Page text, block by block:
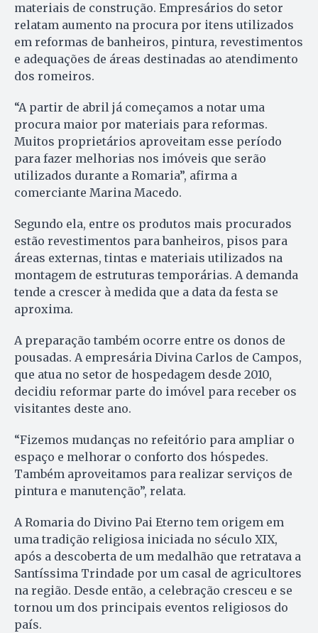
materiais de construção. Empresários do setor
relatam aumento na procura por itens utilizados
em reformas de banheiros, pintura, revestimentos
e adequações de áreas destinadas ao atendimento
dos romeiros.
“A partir de abril já começamos a notar uma
procura maior por materiais para reformas.
Muitos proprietários aproveitam esse período
para fazer melhorias nos imóveis que serão
utilizados durante a Romaria”, afirma a
comerciante Marina Macedo.
Segundo ela, entre os produtos mais procurados
estão revestimentos para banheiros, pisos para
áreas externas, tintas e materiais utilizados na
montagem de estruturas temporárias. A demanda
tende a crescer à medida que a data da festa se
aproxima.
A preparação também ocorre entre os donos de
pousadas. A empresária Divina Carlos de Campos,
que atua no setor de hospedagem desde 2010,
decidiu reformar parte do imóvel para receber os
visitantes deste ano.
“Fizemos mudanças no refeitório para ampliar o
espaço e melhorar o conforto dos hóspedes.
Também aproveitamos para realizar serviços de
pintura e manutenção”, relata.
A Romaria do Divino Pai Eterno tem origem em
uma tradição religiosa iniciada no século XIX,
após a descoberta de um medalhão que retratava a
Santíssima Trindade por um casal de agricultores
na região. Desde então, a celebração cresceu e se
tornou um dos principais eventos religiosos do
país.